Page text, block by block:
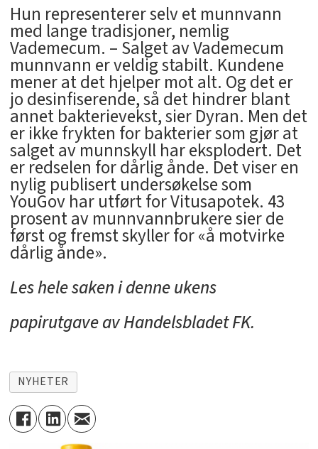
Hun representerer selv et munnvann
med lange tradisjoner, nemlig
Vademecum. – Salget av Vademecum
munnvann er veldig stabilt. Kundene
mener at det hjelper mot alt. Og det er
jo desinfiserende, så det hindrer blant
annet bakterievekst, sier Dyran. Men det
er ikke frykten for bakterier som gjør at
salget av munnskyll har eksplodert. Det
er redselen for dårlig ånde. Det viser en
nylig publisert undersøkelse som
YouGov har utført for Vitusapotek. 43
prosent av munnvannbrukere sier de
først og fremst skyller for «å motvirke
dårlig ånde».
Les hele saken i denne ukens
papirutgaveav Handelsbladet FK.
NYHETER